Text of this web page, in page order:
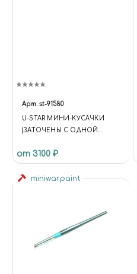
Арт. st-91580
U-STAR МИНИ-КУСАЧКИ
(ЗАТОЧЕНЫ С ОДНОЙ
от 3100 ₽
miniwarpaint